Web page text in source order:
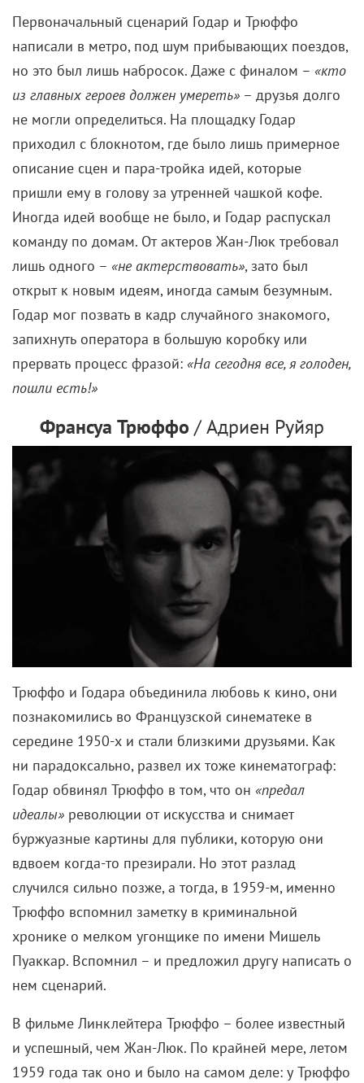
Первоначальный сценарий Годар и Трюффо
написали в метро, под шум прибывающих поездов,
но это был лишь набросок. Даже с финалом – «кто
из главных героев должен умереть» – друзья долго
не могли определиться. На площадку Годар
приходил с блокнотом, где было лишь примерное
описание сцен и пара-тройка идей, которые
пришли ему в голову за утренней чашкой кофе.
Иногда идей вообще не было, и Годар распускал
команду по домам. От актеров Жан-Люк требовал
лишь одного – «не актерствовать», зато был
открыт к новым идеям, иногда самым безумным.
Годар мог позвать в кадр случайного знакомого,
запихнуть оператора в большую коробку или
прервать процесс фразой: «На сегодня все, я голоден,
пошли есть!»
Франсуа Трюффо / Адриен Руйяр
Трюффо и Годара объединила любовь к кино, они
познакомились во Французской синематеке в
середине 1950-х и стали близкими друзьями. Как
ни парадоксально, развел их тоже кинематограф:
Годар обвинял Трюффо в том, что он «предал
идеалы» революции от искусства и снимает
буржуазные картины для публики, которую они
вдвоем когда-то презирали. Но этот разлад
случился сильно позже, а тогда, в 1959-м, именно
Трюффо вспомнил заметку в криминальной
хронике о мелком угонщике по имени Мишель
Пуаккар. Вспомнил – и предложил другу написать о
нем сценарий.
В фильме Линклейтера Трюффо – более известный
и успешный, чем Жан-Люк. По крайней мере, летом
1959 года так оно и было на самом деле: у Трюффо